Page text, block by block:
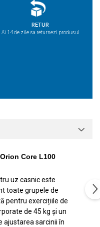
RETUR
Ai 14 de zile sa returnezi produsul
Core L100
uz casnic este
toate grupele de
pentru exercițiile de
de 45 kg și un
ajustarea sarcinii în